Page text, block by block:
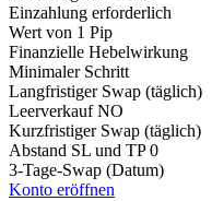
Einzahlung erforderlich
Wert von 1 Pip
Finanzielle Hebelwirkung
Minimaler Schritt
Langfristiger Swap (täglich)
Leerverkauf NO
Kurzfristiger Swap (täglich)
Abstand SL und TP 0
3-Tage-Swap (Datum)
Konto eröffnen